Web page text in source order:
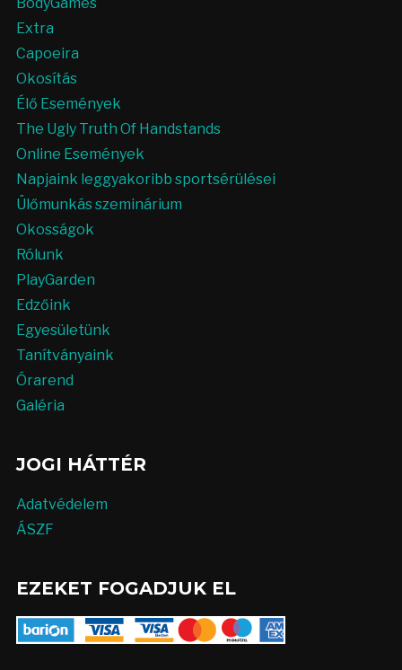
Extra
Capoeira
Okosítás
Élő Események
The Ugly Truth Of Handstands
Online Események
Napjaink leggyakoribb sportsérülései
Ülőmunkás szeminárium
Okosságok
Rólunk
PlayGarden
Edzőink
Egyesületünk
Tanítványaink
Órarend
Galéria
JOGI HÁTTÉR
Adatvédelem
ÁSZF
EZEKET FOGADJUK EL